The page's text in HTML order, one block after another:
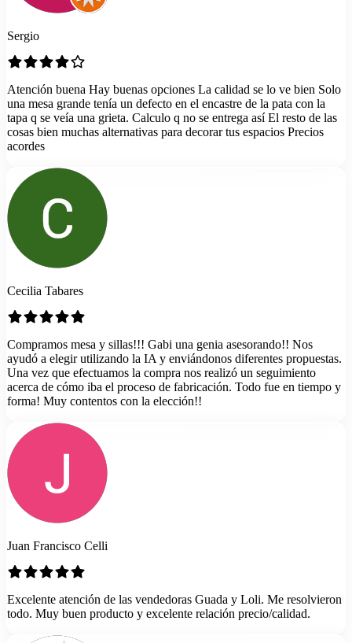
Sergio
Atención buena Hay buenas opciones La calidad se lo ve bien Solo
una mesa grande tenía un defecto en el encastre de la pata con la
tapa q se veía una grieta. Calculo q no se entrega así El resto de las
cosas bien muchas alternativas para decorar tus espacios Precios
acordes
Cecilia Tabares
Compramos mesa y sillas!!! Gabi una genia asesorando!! Nos
ayudó a elegir utilizando la IA y enviándonos diferentes propuestas.
Una vez que efectuamos la compra nos realizó un seguimiento
acerca de cómo iba el proceso de fabricación. Todo fue en tiempo y
forma! Muy contentos con la elección!!
Juan Francisco Celli
Excelente atención de las vendedoras Guada y Loli. Me resolvieron
todo. Muy buen producto y excelente relación precio/calidad.